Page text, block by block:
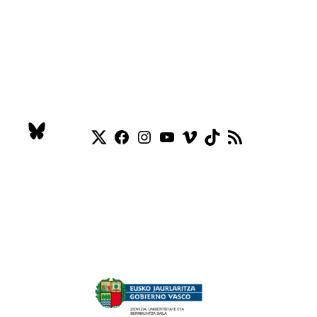
Twitter
Facebook
Instagram
YouTube
Vimeo
TikTok
Feed RSS